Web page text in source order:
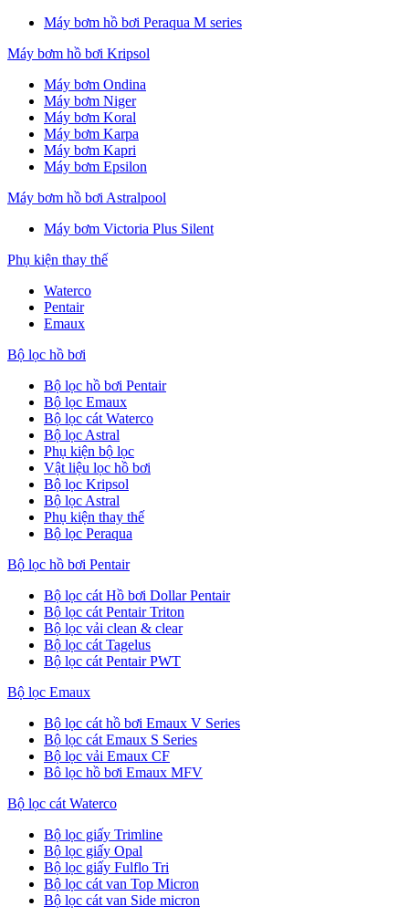
Máy bơm hồ bơi Peraqua M series
Máy bơm hồ bơi Kripsol
Máy bơm Ondina
Máy bơm Niger
Máy bơm Koral
Máy bơm Karpa
Máy bơm Kapri
Máy bơm Epsilon
Máy bơm hồ bơi Astralpool
Máy bơm Victoria Plus Silent
Phụ kiện thay thế
Waterco
Pentair
Emaux
Bộ lọc hồ bơi
Bộ lọc hồ bơi Pentair
Bộ lọc Emaux
Bộ lọc cát Waterco
Bộ lọc Astral
Phụ kiện bộ lọc
Vật liệu lọc hồ bơi
Bộ lọc Kripsol
Bộ lọc Astral
Phụ kiện thay thế
Bộ lọc Peraqua
Bộ lọc hồ bơi Pentair
Bộ lọc cát Hồ bơi Dollar Pentair
Bộ lọc cát Pentair Triton
Bộ lọc vải clean & clear
Bộ lọc cát Tagelus
Bộ lọc cát Pentair PWT
Bộ lọc Emaux
Bộ lọc cát hồ bơi Emaux V Series
Bộ lọc cát Emaux S Series
Bộ lọc vải Emaux CF
Bô lọc hồ bơi Emaux MFV
Bộ lọc cát Waterco
Bộ lọc giấy Trimline
Bộ lọc giấy Opal
Bộ lọc giấy Fulflo Tri
Bộ lọc cát van Top Micron
Bộ lọc cát van Side micron